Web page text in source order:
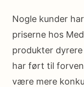
Nogle kunder
priserne hos
produkter
har ført til
være mere